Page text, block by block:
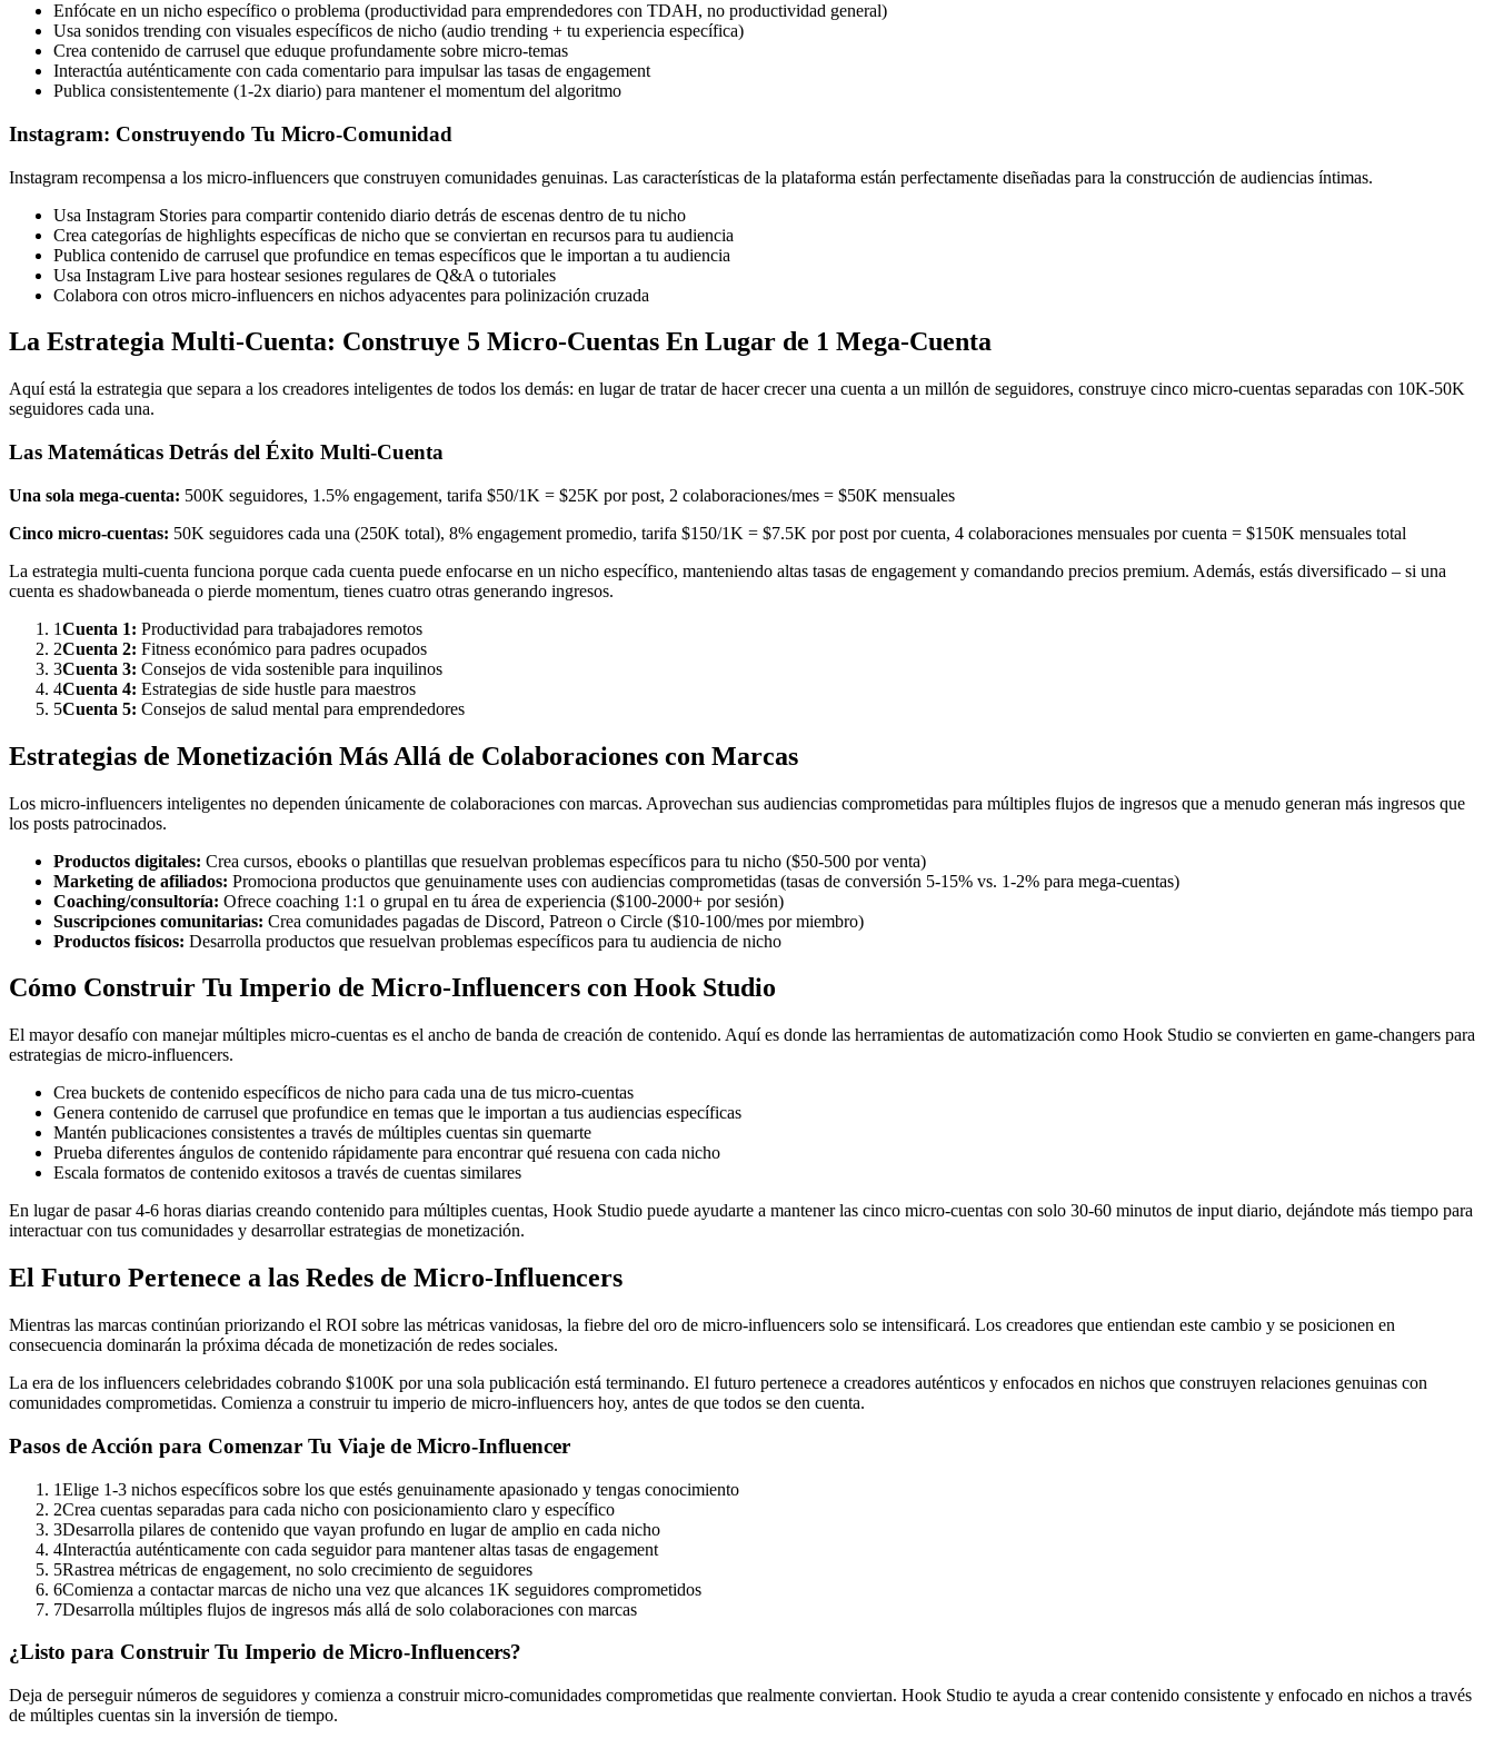
Enfócate en un nicho específico o problema (productividad para emprendedores con TDAH, no productividad general)
Usa sonidos trending con visuales específicos de nicho (audio trending + tu experiencia específica)
Crea contenido de carrusel que eduque profundamente sobre micro-temas
Interactúa auténticamente con cada comentario para impulsar las tasas de engagement
Publica consistentemente (1-2x diario) para mantener el momentum del algoritmo
Instagram: Construyendo Tu Micro-Comunidad
Instagram recompensa a los micro-influencers que construyen comunidades genuinas. Las características de la plataforma están perfectamente diseñadas para la construcción de audiencias íntimas.
Usa Instagram Stories para compartir contenido diario detrás de escenas dentro de tu nicho
Crea categorías de highlights específicas de nicho que se conviertan en recursos para tu audiencia
Publica contenido de carrusel que profundice en temas específicos que le importan a tu audiencia
Usa Instagram Live para hostear sesiones regulares de Q&A o tutoriales
Colabora con otros micro-influencers en nichos adyacentes para polinización cruzada
La Estrategia Multi-Cuenta: Construye 5 Micro-Cuentas En Lugar de 1 Mega-Cuenta
Aquí está la estrategia que separa a los creadores inteligentes de todos los demás: en lugar de tratar de hacer crecer una cuenta a un millón de seguidores, construye cinco micro-cuentas separadas con 10K-50K
seguidores cada una.
Las Matemáticas Detrás del Éxito Multi-Cuenta
Una sola mega-cuenta: 500K seguidores, 1.5% engagement, tarifa $50/1K = $25K por post, 2 colaboraciones/mes = $50K mensuales
Cinco micro-cuentas: 50K seguidores cada una (250K total), 8% engagement promedio, tarifa $150/1K = $7.5K por post por cuenta, 4 colaboraciones mensuales por cuenta = $150K mensuales total
La estrategia multi-cuenta funciona porque cada cuenta puede enfocarse en un nicho específico, manteniendo altas tasas de engagement y comandando precios premium. Además, estás diversificado – si una
cuenta es shadowbaneada o pierde momentum, tienes cuatro otras generando ingresos.
1Cuenta 1: Productividad para trabajadores remotos
2Cuenta 2: Fitness económico para padres ocupados
3Cuenta 3: Consejos de vida sostenible para inquilinos
4Cuenta 4: Estrategias de side hustle para maestros
5Cuenta 5: Consejos de salud mental para emprendedores
Estrategias de Monetización Más Allá de Colaboraciones con Marcas
Los micro-influencers inteligentes no dependen únicamente de colaboraciones con marcas. Aprovechan sus audiencias comprometidas para múltiples flujos de ingresos que a menudo generan más ingresos que
los posts patrocinados.
Productos digitales: Crea cursos, ebooks o plantillas que resuelvan problemas específicos para tu nicho ($50-500 por venta)
Marketing de afiliados: Promociona productos que genuinamente uses con audiencias comprometidas (tasas de conversión 5-15% vs. 1-2% para mega-cuentas)
Coaching/consultoría: Ofrece coaching 1:1 o grupal en tu área de experiencia ($100-2000+ por sesión)
Suscripciones comunitarias: Crea comunidades pagadas de Discord, Patreon o Circle ($10-100/mes por miembro)
Productos físicos: Desarrolla productos que resuelvan problemas específicos para tu audiencia de nicho
Cómo Construir Tu Imperio de Micro-Influencers con Hook Studio
El mayor desafío con manejar múltiples micro-cuentas es el ancho de banda de creación de contenido. Aquí es donde las herramientas de automatización como Hook Studio se convierten en game-changers para
estrategias de micro-influencers.
Crea buckets de contenido específicos de nicho para cada una de tus micro-cuentas
Genera contenido de carrusel que profundice en temas que le importan a tus audiencias específicas
Mantén publicaciones consistentes a través de múltiples cuentas sin quemarte
Prueba diferentes ángulos de contenido rápidamente para encontrar qué resuena con cada nicho
Escala formatos de contenido exitosos a través de cuentas similares
En lugar de pasar 4-6 horas diarias creando contenido para múltiples cuentas, Hook Studio puede ayudarte a mantener las cinco micro-cuentas con solo 30-60 minutos de input diario, dejándote más tiempo para
interactuar con tus comunidades y desarrollar estrategias de monetización.
El Futuro Pertenece a las Redes de Micro-Influencers
Mientras las marcas continúan priorizando el ROI sobre las métricas vanidosas, la fiebre del oro de micro-influencers solo se intensificará. Los creadores que entiendan este cambio y se posicionen en
consecuencia dominarán la próxima década de monetización de redes sociales.
La era de los influencers celebridades cobrando $100K por una sola publicación está terminando. El futuro pertenece a creadores auténticos y enfocados en nichos que construyen relaciones genuinas con
comunidades comprometidas. Comienza a construir tu imperio de micro-influencers hoy, antes de que todos se den cuenta.
Pasos de Acción para Comenzar Tu Viaje de Micro-Influencer
1Elige 1-3 nichos específicos sobre los que estés genuinamente apasionado y tengas conocimiento
2Crea cuentas separadas para cada nicho con posicionamiento claro y específico
3Desarrolla pilares de contenido que vayan profundo en lugar de amplio en cada nicho
4Interactúa auténticamente con cada seguidor para mantener altas tasas de engagement
5Rastrea métricas de engagement, no solo crecimiento de seguidores
6Comienza a contactar marcas de nicho una vez que alcances 1K seguidores comprometidos
7Desarrolla múltiples flujos de ingresos más allá de solo colaboraciones con marcas
¿Listo para Construir Tu Imperio de Micro-Influencers?
Deja de perseguir números de seguidores y comienza a construir micro-comunidades comprometidas que realmente conviertan. Hook Studio te ayuda a crear contenido consistente y enfocado en nichos a través
de múltiples cuentas sin la inversión de tiempo.